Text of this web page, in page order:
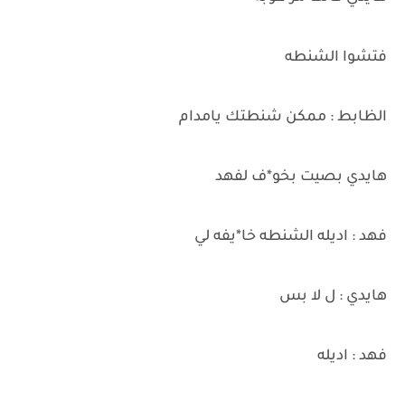
فتشوا الشنطه
الظابط : ممكن شنطتك يامدام
هايدي بصيت بخو*ف لفهد
فهد : اديله الشنطه خا*يفه لي
هايدي : ل لا بس
فهد : اديله